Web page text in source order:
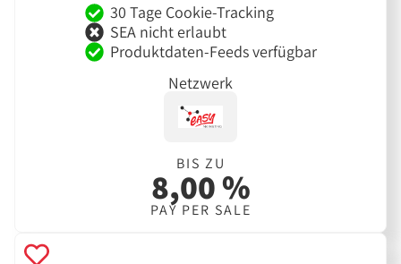
30 Tage Cookie-Tracking
SEA nicht erlaubt
Produktdaten-Feeds verfügbar
Netzwerk
BIS ZU
8,00 %
PAY PER SALE